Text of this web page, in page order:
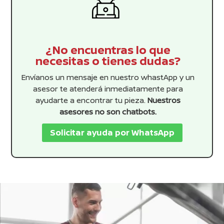
¿No encuentras lo que
necesitas o tienes dudas?
Envíanos un mensaje en nuestro whastApp y un
asesor te atenderá inmediatamente para
ayudarte a encontrar tu pieza. Nuestros
asesores no son chatbots.
Solicitar ayuda por WhatsApp